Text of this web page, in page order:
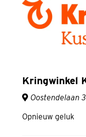
Kringwinkel
Oostendelaan
Opnieuw geluk